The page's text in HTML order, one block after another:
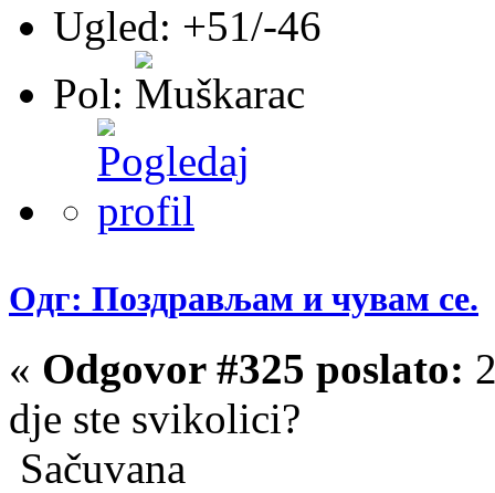
Ugled: +51/-46
Pol:
Одг: Поздрављам и чувам се.
« Odgovor #325 poslato:
dje ste svikolici?
Sačuvana